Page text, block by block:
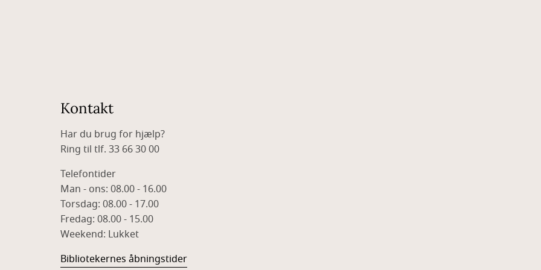
Kontakt
Har du brug for hjælp?
Ring til tlf. 33 66 30 00
Telefontider
Man - ons: 08.00 - 16.00
Torsdag: 08.00 - 17.00
Fredag: 08.00 - 15.00
Weekend: Lukket
Bibliotekernes åbningstider